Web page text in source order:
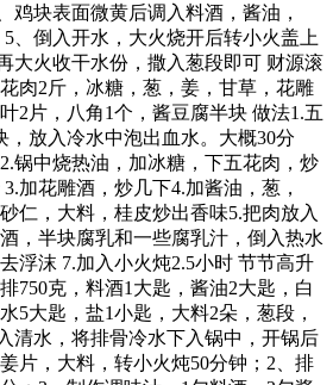
鸡块表面微黄后调入料酒，酱油，
、倒入开水，大火烧开后转小火盖上
大火收干水份，撒入葱段即可 财源滚
肉2斤，冰糖，葱，姜，甘草，花雕
2片，八角1个，酱豆腐半块 做法1.五
，放入冷水中泡出血水。大概30分
锅中烧热油，加冰糖，下五花肉，炒
加花雕酒，炒几下4.加酱油，葱，
仁，大料，桂皮炒出香味5.把肉放入
，半块腐乳和一些腐乳汁，倒入热水
浮沫 7.加入小火炖2.5小时 节节高升
750克，料酒1大匙，酱油2大匙，白
5大匙，盐1小匙，大料2朵，葱段，
清水，将排骨冷水下入锅中，开锅后
片，大料，转小火炖50分钟；2、排